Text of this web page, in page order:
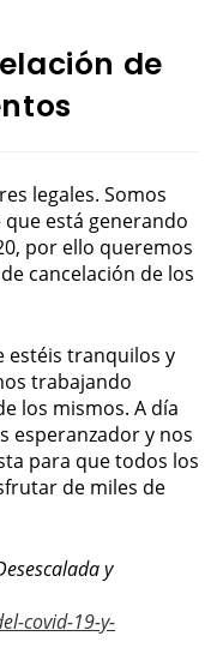
de
legales. Somos
está generando
por ello queremos
cancelación de los
estéis tranquilos y
trabajando
los mismos. A día
esperanzador y nos
para que todos los
de miles de
y
covid-19-y-